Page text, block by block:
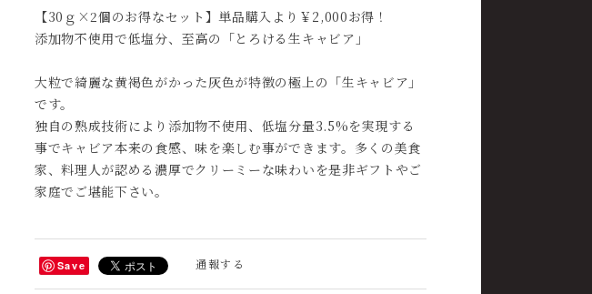
【30ｇ×2個のお得なセット】単品購入より￥2,000お得！
添加物不使用で低塩分、至高の「とろける生キャビア」
大粒で綺麗な黄褐色がかった灰色が特徴の極上の「生キャビア」
です。
独自の熟成技術により添加物不使用、低塩分量3.5%を実現する
事でキャビア本来の食感、味を楽しむ事ができます。多くの美食
家、料理人が認める濃厚でクリーミーな味わいを是非ギフトやご
家庭でご堪能下さい。
Save 通報する